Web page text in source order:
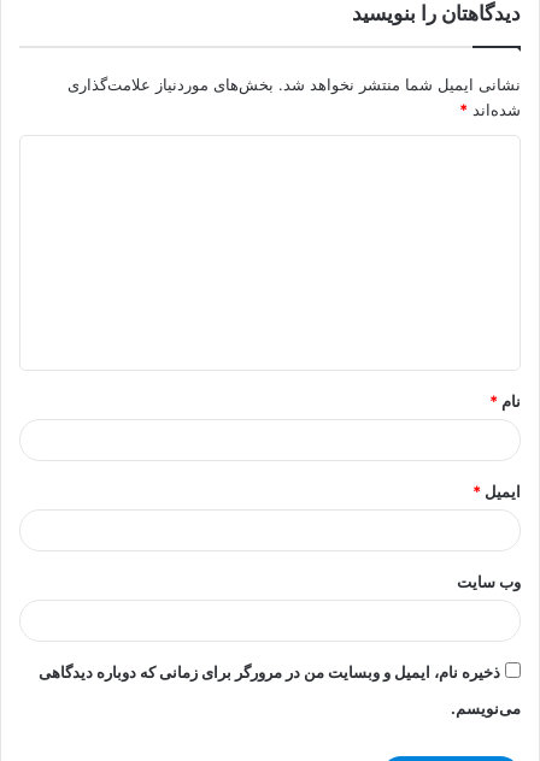
دیدگاهتان را بنویسید
نشانی ایمیل شما منتشر نخواهد شد. بخش‌های موردنیاز علامت‌گذاری
شده‌اند *
*
نام *
ایمیل *
وب‌ سایت
ذخیره نام، ایمیل و وبسایت من در مرورگر برای زمانی که دوباره دیدگاهی
می‌نویسم.